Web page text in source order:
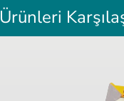
Ürünleri